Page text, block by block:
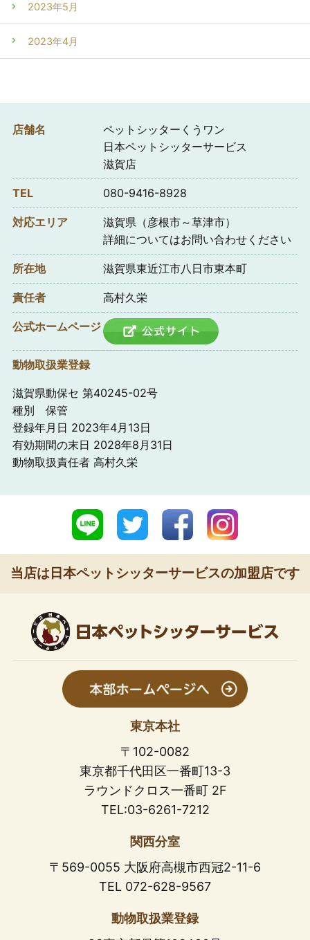
2023年5月
2023年4月
店舗名
ペットシッターくうワン
日本ペットシッターサービス
滋賀店
TEL 080-9416-8928
対応エリア
滋賀県（彦根市～草津市）
詳細についてはお問い合わせください
所在地 滋賀県東近江市八日市東本町
責任者 高村久栄
公式ホームページ
動物取扱業登録
滋賀県動保セ 第40245-02号
種別 保管
登録年月日 2023年4月13日
有効期間の末日 2028年8月31日
動物取扱責任者 高村久栄
当店は日本ペットシッターサービスの加盟店です
東京本社
〒102-0082
東京都千代田区一番町13-3
ラウンドクロス一番町 2F
TEL:03-6261-7212
関西分室
〒569-0055 大阪府高槻市西冠2-11-6
TEL 072-628-9567
動物取扱業登録